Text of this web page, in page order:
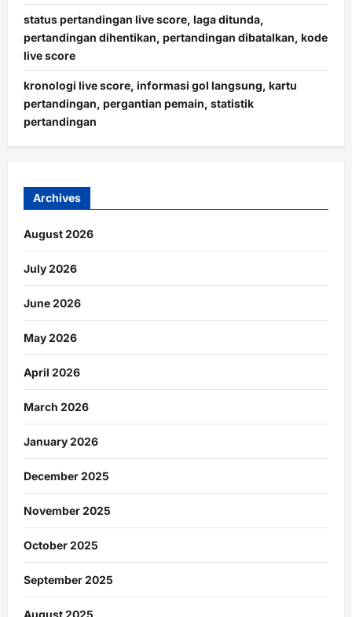
status pertandingan live score, laga ditunda,
pertandingan dihentikan, pertandingan dibatalkan, kode
live score
kronologi live score, informasi gol langsung, kartu
pertandingan, pergantian pemain, statistik
pertandingan
Archives
August 2026
July 2026
June 2026
May 2026
April 2026
March 2026
January 2026
December 2025
November 2025
October 2025
September 2025
August 2025